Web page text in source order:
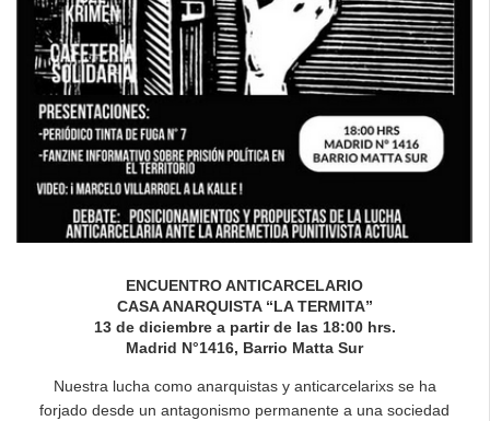
ENCUENTRO ANTICARCELARIO
CASA ANARQUISTA “LA TERMITA”
13 de diciembre a partir de las 18:00 hrs.
Madrid N°1416, Barrio Matta Sur
Nuestra lucha como anarquistas y anticarcelarixs se ha
forjado desde un antagonismo permanente a una sociedad